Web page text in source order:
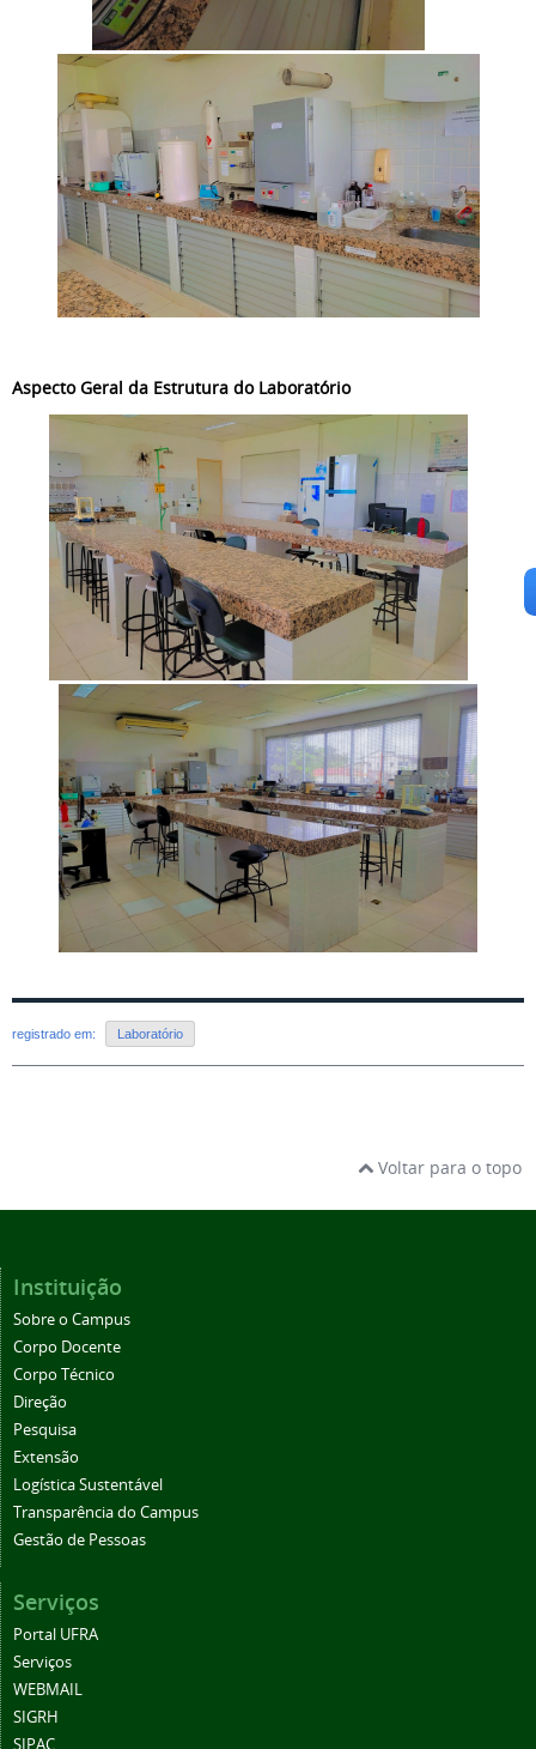
Aspecto Geral da Estrutura do Laboratório
registrado em: Laboratório
Voltar para o topo
Instituição
Sobre o Campus
Corpo Docente
Corpo Técnico
Direção
Pesquisa
Extensão
Logística Sustentável
Transparência do Campus
Gestão de Pessoas
Serviços
Portal UFRA
Serviços
WEBMAIL
SIGRH